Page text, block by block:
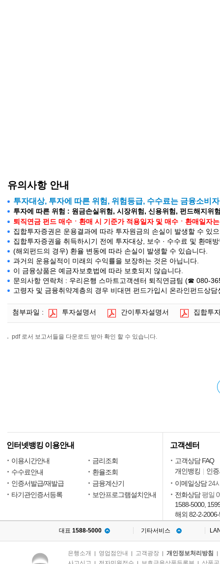
유의사항 안내
투자대상, 투자에 따른 위험, 위험등급, 수수료는 금융소비
투자에 따른 위험 : 원금손실위험, 시장위험, 신용위험, 펀드해지위
퇴직연금 펀드 매수ㆍ환매 시 기준가 적용일자 및 매수ㆍ환매일
집합투자증권은 운용결과에 따라 투자원금의 손실이 발생할 수 있
집합투자증권을 취득하시기 전에 투자대상, 보수 · 수수료 및 환매
(해외펀드의 경우) 환율 변동에 따라 손실이 발생할 수 있습니다.
과거의 운용실적이 미래의 수익률을 보장하는 것은 아닙니다.
이 금융상품은 예금자보호법에 따라 보호되지 않습니다.
문의사항 연락처 : 우리은행 스마트고객센터 퇴직연금팀 (☎ 080-
고령자 및 금융취약계층의 경우 비대면 펀드가입시 온라인펀드상
첨부파일 : 투자설명서 간이투자설명서 집합투
pdf 로서 보고서들을 다운로드 받아 확인 할 수 있습니다.
인터넷뱅킹 이용안내
이용시간안내
금리조회
수수료안내
환율조회
인증서발급/재발급
금융계산기
타기관인증서등록
보안프로그램설치안내
고객센터
고객상담 FAQ
개인뱅킹
인
이메일상담 24
전화상담평일
1588-5000,
해외 82-2-
대표 1588-5000 기타서비스
은행소개 | 영업점안내 | 고객광장| 개인정보처리방침